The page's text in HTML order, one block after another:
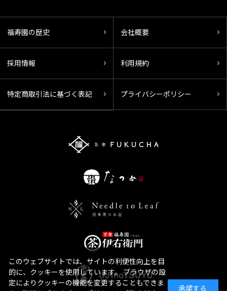
福寿園の歴史 会社概要
採用情報 利用規約
特定商取引法に基づく表記 プライバシーポリシー
このウェブサイトでは、サイトの利便性向上を目
的に、クッキーを使用しています。 ブラウザの設
定によりクッキーの機能を変更することもできま
承諾する